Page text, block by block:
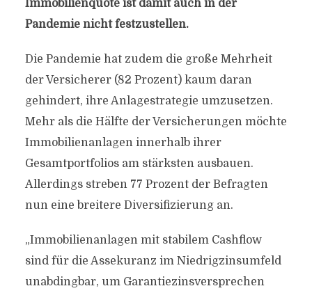
Immobilienquote ist damit auch in der
Pandemie nicht festzustellen.
Die Pandemie hat zudem die große Mehrheit
der Versicherer (82 Prozent) kaum daran
gehindert, ihre Anlagestrategie umzusetzen.
Mehr als die Hälfte der Versicherungen möchte
Immobilienanlagen innerhalb ihrer
Gesamtportfolios am stärksten ausbauen.
Allerdings streben 77 Prozent der Befragten
nun eine breitere Diversifizierung an.
„Immobilienanlagen mit stabilem Cashflow
sind für die Assekuranz im Niedrigzinsumfeld
unabdingbar, um Garantiezinsversprechen